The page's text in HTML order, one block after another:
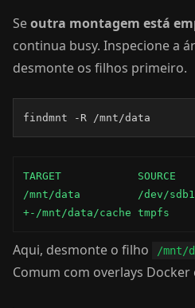
Seoutra montagem está
continua busy. Inspecione a
desmonte os filhos primeiro.
findmnt -R /mnt/data
TARGET            SOURCE
/mnt/data         /dev/
+-/mnt/data/cache tmpfs
Aqui, desmonte o filho /mnt/
Comum com overlays Docker